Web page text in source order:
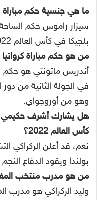
ما هي جنسية حكم مباراة
سيزار راموس حكم
بلجيكا في كأس العالم 2022 مكسيكي الجنسية.
من هو حكم مباراة كرواتيا
أندريس ماتونتي هو حكم
وهو من أوروجواي.
هل يشارك أشرف حكيمي
كأس العالم 2022؟
نعم، قد أعلن الركراكي
بولندا ويقود الدفاع
من هو مدرب منتخب المغرب
وليد الركراكي هو مدرب